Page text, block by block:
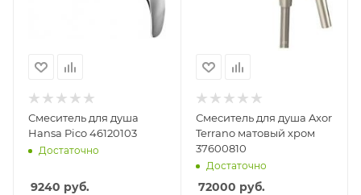
Смеситель для душа
Hansa Pico 46120103
Достаточно
9240 руб.
Смеситель для душа Axor
Terrano матовый хром
37600810
Достаточно
72000 руб.